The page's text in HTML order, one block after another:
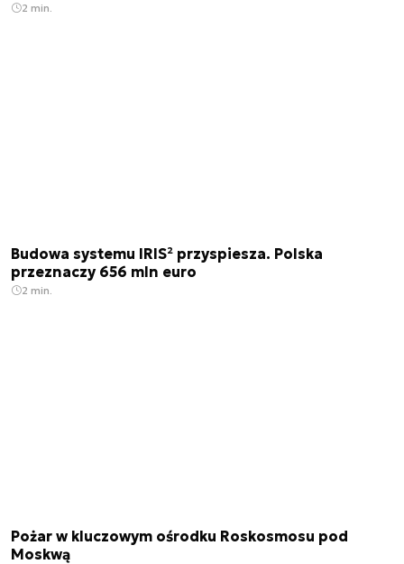
2 min.
Budowa systemu IRIS² przyspiesza. Polska
przeznaczy 656 mln euro
2 min.
Pożar w kluczowym ośrodku Roskosmosu pod
Moskwą